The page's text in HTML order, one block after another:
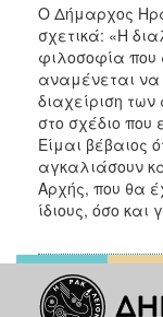
Ο Δήμαρχος
σχετικά: «Η
φιλοσοφία που
αναμένεται να
διαχείριση
στο σχέδιο
Είμαι βέβαιος
αγκαλιάσουν
Αρχής, που θα
ίδιους, όσο και